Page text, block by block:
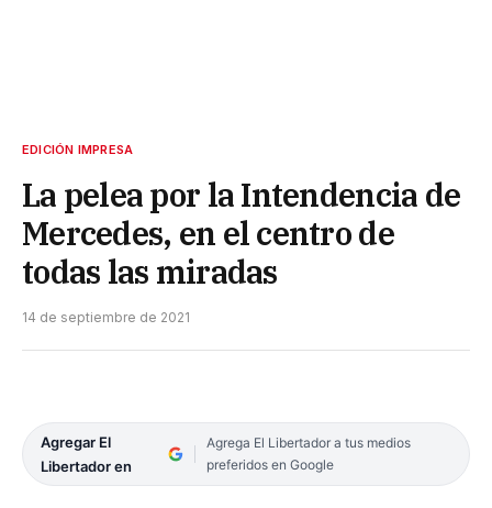
EDICIÓN IMPRESA
La pelea por la Intendencia de
Mercedes, en el centro de
todas las miradas
14 de septiembre de 2021
Agregar El
Libertador en
Agrega El Libertador a tus medios
preferidos en Google